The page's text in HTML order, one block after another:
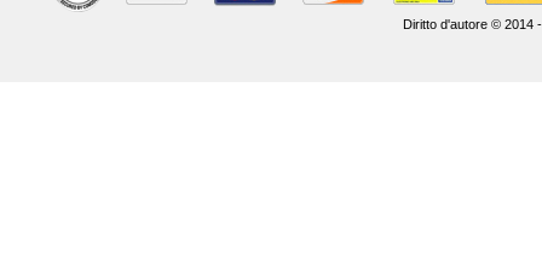
Diritto d'autore © 2014